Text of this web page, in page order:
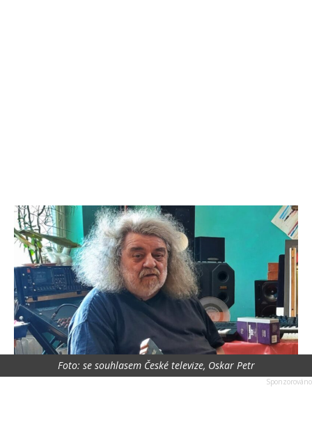
Foto: se souhlasem České televize, Oskar Petr